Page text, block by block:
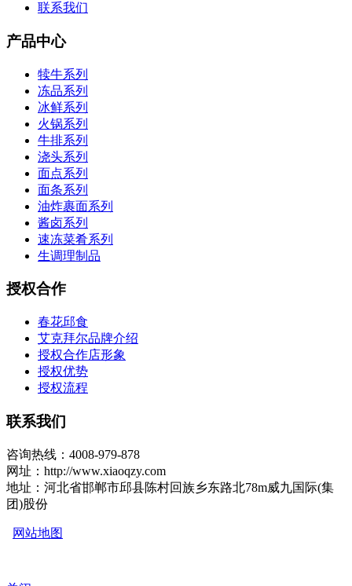
联系我们
产品中心
犊牛系列
冻品系列
冰鲜系列
火锅系列
牛排系列
浇头系列
面点系列
面条系列
油炸裹面系列
酱卤系列
速冻菜肴系列
生调理制品
授权合作
春花邱食
艾克拜尔品牌介绍
授权合作店形象
授权优势
授权流程
联系我们
咨询热线：4008-979-878
网址：http://www.xiaoqzy.com
地址：河北省邯郸市邱县陈村回族乡东路北78m威九国际(集
团)股份
网站地图